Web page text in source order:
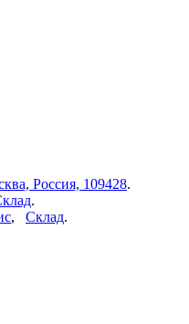
Россия, 109428.
.
, Склад.